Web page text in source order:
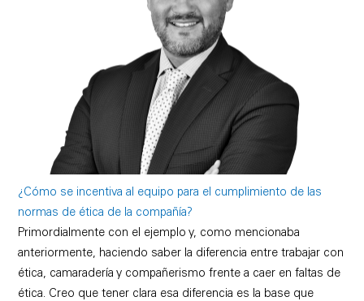
¿Cómo se incentiva al equipo para el cumplimiento de las
normas de ética de la compañía?
Primordialmente con el ejemplo y, como mencionaba
anteriormente, haciendo saber la diferencia entre trabajar con
ética, camaradería y compañerismo frente a caer en faltas de
ética. Creo que tener clara esa diferencia es la base que